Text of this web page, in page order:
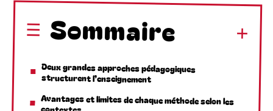
Sommaire
Deux grandes approches pédagogiques
structurent l’enseignement
Avantages et limites de chaque méthode selon les